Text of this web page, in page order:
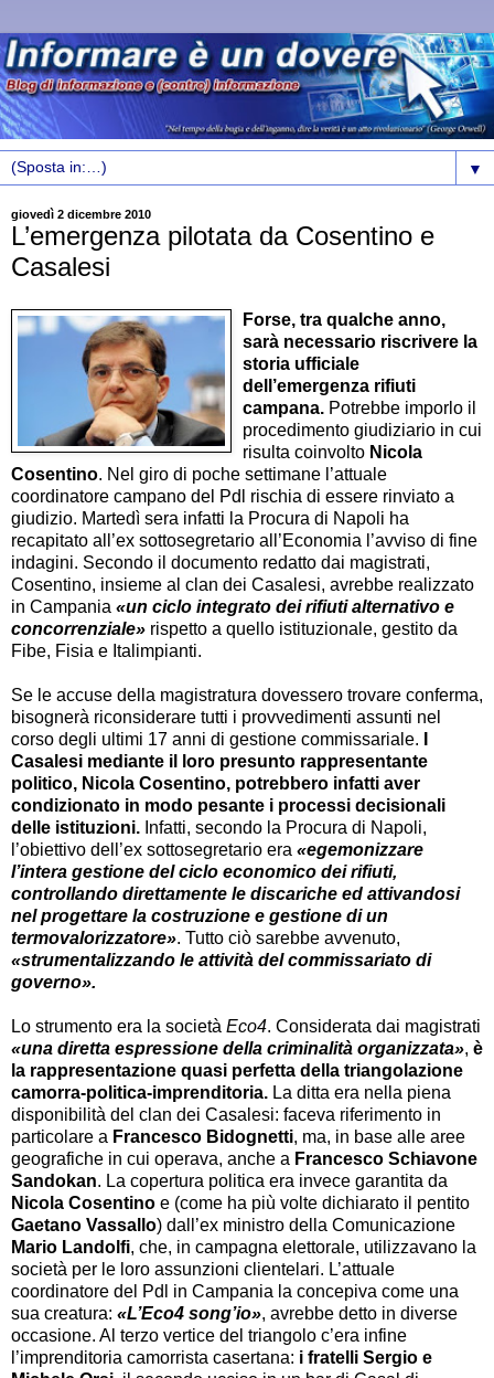
▼
giovedì 2 dicembre 2010
L’emergenza pilotata da Cosentino e
Casalesi
Forse, tra qualche anno,
sarà necessario riscrivere la
storia ufficiale
dell’emergenza rifiuti
campana. Potrebbe imporlo il
procedimento giudiziario in cui
risulta coinvolto Nicola
Cosentino. Nel giro di poche settimane l’attuale
coordinatore campano del Pdl rischia di essere rinviato a
giudizio. Martedì sera infatti la Procura di Napoli ha
recapitato all’ex sottosegretario all’Economia l’avviso di fine
indagini. Secondo il documento redatto dai magistrati,
Cosentino, insieme al clan dei Casalesi, avrebbe realizzato
in Campania «un ciclo integrato dei rifiuti alternativo e
concorrenziale» rispetto a quello istituzionale, gestito da
Fibe, Fisia e Italimpianti.
Se le accuse della magistratura dovessero trovare conferma,
bisognerà riconsiderare tutti i provvedimenti assunti nel
corso degli ultimi 17 anni di gestione commissariale.
Casalesi mediante il loro presunto rappresentante
politico, Nicola Cosentino, potrebbero infatti aver
condizionato in modo pesante i processi decisionali
delle istituzioni. Infatti, secondo la Procura di Napoli,
l’obiettivo dell’ex sottosegretario era «egemonizzare
l’intera gestione del ciclo economico dei rifiuti,
controllando direttamente le discariche ed attivandosi
nel progettare la costruzione e gestione di un
termovalorizzatore». Tutto ciò sarebbe avvenuto,
«strumentalizzando le attività del commissariato di
governo».
Lo strumento era la società Eco4. Considerata dai magistrati
«una diretta espressione della criminalità organizzata», è
la rappresentazione quasi perfetta della triangolazione
camorra-politica-imprenditoria. La ditta era nella piena
disponibilità del clan dei Casalesi: faceva riferimento in
particolare a Francesco Bidognetti, ma, in base alle aree
geografiche in cui operava, anche a Francesco Schiavone
Sandokan. La copertura politica era invece garantita da
Nicola Cosentino e (come ha più volte dichiarato il pentito
Gaetano Vassallo) dall’ex ministro della Comunicazione
Mario Landolfi, che, in campagna elettorale, utilizzavano la
società per le loro assunzioni clientelari. L’attuale
coordinatore del Pdl in Campania la concepiva come una
sua creatura: «L’Eco4 song’io», avrebbe detto in diverse
occasione. Al terzo vertice del triangolo c’era infine
l’imprenditoria camorrista casertana: i fratelli Sergio e